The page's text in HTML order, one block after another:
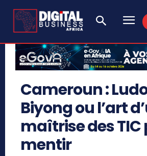
Cameroun :
Biyong ou l’art
maîtrise des TIC
mentir